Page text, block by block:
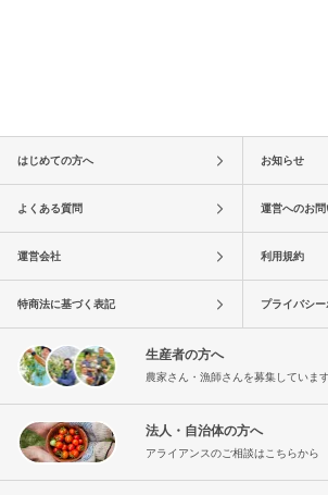
はじめての方へ お知らせ
よくある質問 運営へのお
運営会社 利用規約
特商法に基づく表記 プライバシ
生産者の方へ
農家さん・漁師さんを募集していま
法人・自治体の方へ
アライアンスのご相談はこちらから